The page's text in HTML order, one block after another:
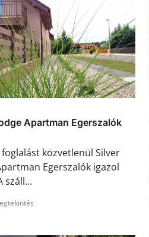
Apartman Egerszalók
közvetlenül Silver
Egerszalók igazol
száll...